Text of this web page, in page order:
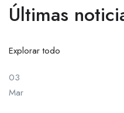
Últimas
Explorar todo
03
Mar